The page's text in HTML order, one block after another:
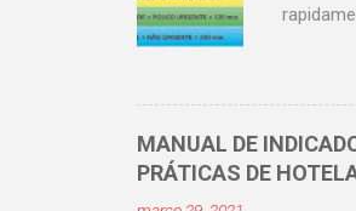
e para
em
é
MANUAL DE
PRÁTICAS DE